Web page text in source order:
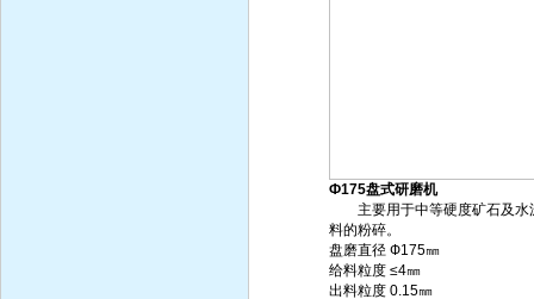
Ф175盘式研磨机
主要用于中等硬度矿石及水
料的粉碎。
盘磨直径 Ф175㎜
给料粒度 ≤4㎜
出料粒度 0.15㎜